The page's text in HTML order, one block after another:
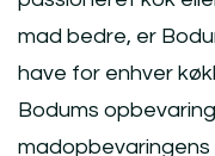
mad bedre, er
have for enhver
Bodums
madopbevaringens